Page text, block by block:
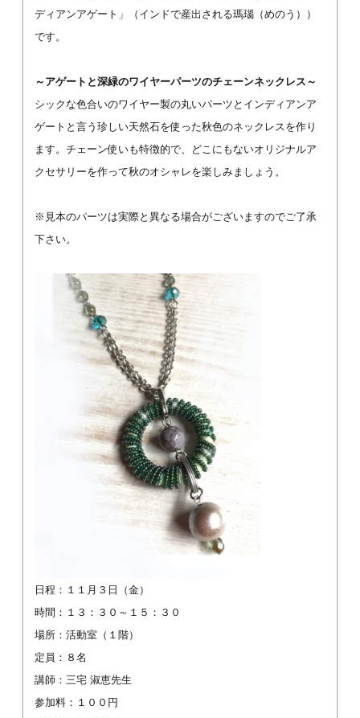
ディアンアゲート」（インドで産出される瑪瑙（めのう））
です。
～アゲートと深緑のワイヤーパーツのチェーンネックレス～
シックな色合いのワイヤー製の丸いパーツとインディアンア
ゲートと言う珍しい天然石を使った秋色のネックレスを作り
ます。チェーン使いも特徴的で、どこにもないオリジナルア
クセサリーを作って秋のオシャレを楽しみましょう。
※見本のパーツは実際と異なる場合がございますのでご了承
下さい。
日程：１１月３日（金）
時間：１３：３０～１５：３０
場所：活動室（１階）
定員：８名
講師：三宅 淑恵先生
参加料：１００円